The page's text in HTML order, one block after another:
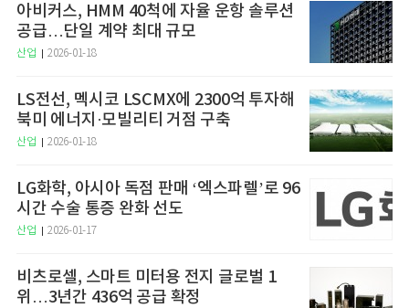
아비커스, HMM 40척에 자율 운항 솔루션
공급…단일 계약 최대 규모
산업 2026-01-18
LS전선, 멕시코 LSCMX에 2300억 투자해
북미 에너지·모빌리티 거점 구축
산업 2026-01-18
LG화학, 아시아 독점 판매 ‘엑스파렐’로 96
시간 수술 통증 완화 선도
산업 2026-01-17
비츠로셀, 스마트 미터용 전지 글로벌 1
위…3년간 436억 공급 확정